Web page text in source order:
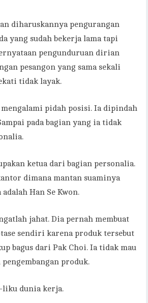
diharuskannya pengurangan
yang sudah bekerja lama tapi
pengunduruan dirian
pesangon yang sama sekali
tidak layak.
mengalami pidah posisi. Ia dipindah
pada bagian yang ia tidak
ketua dari bagian personalia.
dimana mantan suaminya
Han Se Kwon.
jahat. Dia pernah membuat
sendiri karena produk tersebut
bagus dari Pak Choi. Ia tidak mau
produk.
liku dunia kerja.